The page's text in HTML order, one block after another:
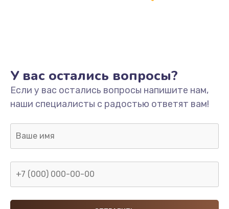
У вас остались вопросы?
Если у вас остались вопросы напишите нам,
наши специалисты с радостью ответят вам!